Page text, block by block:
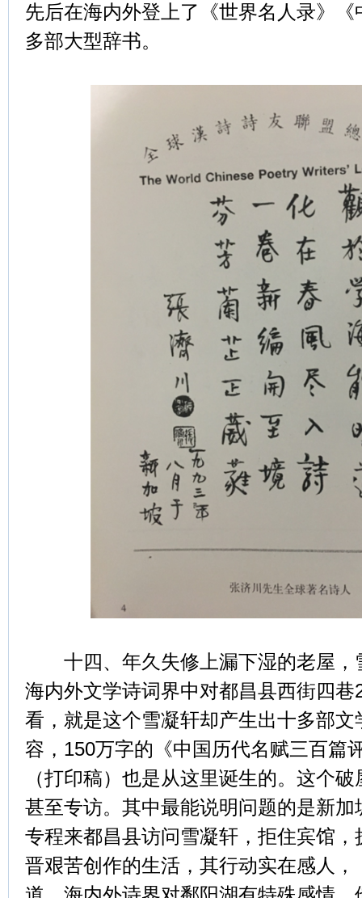
先后在海内外登上了《世界名人录》
多部大型辞书。
十四、年久失修上漏下湿的老屋，
海内外文学诗词界中对都昌县西街四
看，就是这个雪凝轩却产生出十多部
容，150万字的《中国历代名赋三百篇
（打印稿）也是从这里诞生的。这个
甚至专访。其中最能说明问题的是新
专程来都昌县访问雪凝轩，拒住宾馆
晋艰苦创作的生活，其行动实在感人